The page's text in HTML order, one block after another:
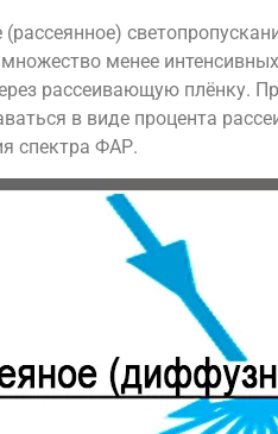
множество менее
рассеивающую плёнку.
в виде процента
спектра ФАР.